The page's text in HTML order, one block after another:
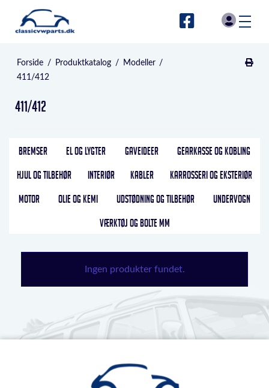
Forside / Produktkatalog / Modeller /
411/412
411/412
BREMSER EL OG LYGTER GAVEIDEER
GEARKASSE OG KOBLING
HJUL OG TILBEHØR
INTERIØR KABLER
KARROSSERI OG EKSTERIØR
MOTOR
OLIE OG KEMI UDSTØDNING OG TILBEHØR
UNDERVOGN
VÆRKTØJ OG BOLTE MM
Ingen produkter fundet.